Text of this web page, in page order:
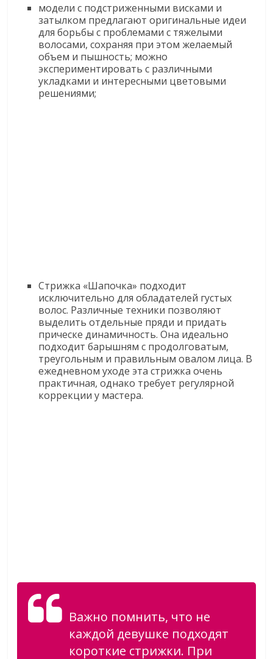
модели с подстриженными висками и
затылком предлагают оригинальные идеи
для борьбы с проблемами с тяжелыми
волосами, сохраняя при этом желаемый
объем и пышность; можно
экспериментировать с различными
укладками и интересными цветовыми
решениями;
Стрижка «Шапочка» подходит
исключительно для обладателей густых
волос. Различные техники позволяют
выделить отдельные пряди и придать
прическе динамичность. Она идеально
подходит барышням с продолговатым,
треугольным и правильным овалом лица. В
ежедневном уходе эта стрижка очень
практичная, однако требует регулярной
коррекции у мастера.
Важно помнить, что не
каждой девушке подходят
короткие стрижки. При